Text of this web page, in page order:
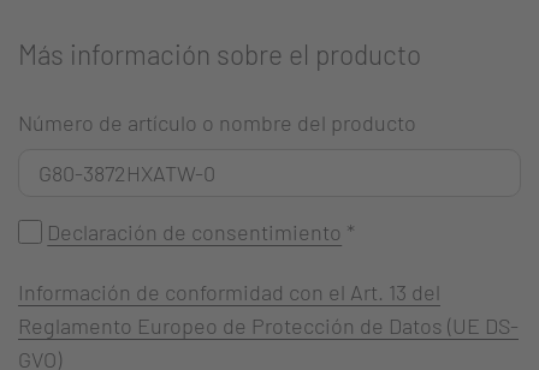
Más información sobre el producto
Número de artículo o nombre del producto
Declaración de consentimiento *
Información de conformidad con el Art. 13 del
Reglamento Europeo de Protección de Datos (UE DS-
GVO)